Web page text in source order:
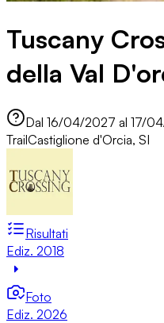
Tuscany
della Val
Dal 16/04/2027 al 17/
TrailCastiglione d'Orcia, SI
Risultati
Ediz. 2018
Foto
Ediz. 2026